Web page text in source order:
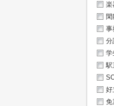
楽
事
分
学
駅
好
免